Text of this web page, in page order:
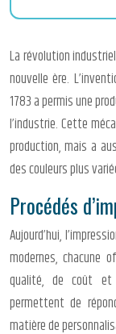
La révolution
nouvelle ère.
1783 a permis une
l’industrie. Cette
production, mais a
des couleurs plus
Procédés
Aujourd’hui,
modernes, chacune
qualité, de coût et
permettent de
matière de